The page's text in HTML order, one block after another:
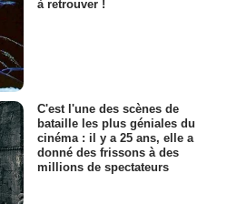
à retrouver !
C'est l'une des scènes de
bataille les plus géniales du
cinéma : il y a 25 ans, elle a
donné des frissons à des
millions de spectateurs